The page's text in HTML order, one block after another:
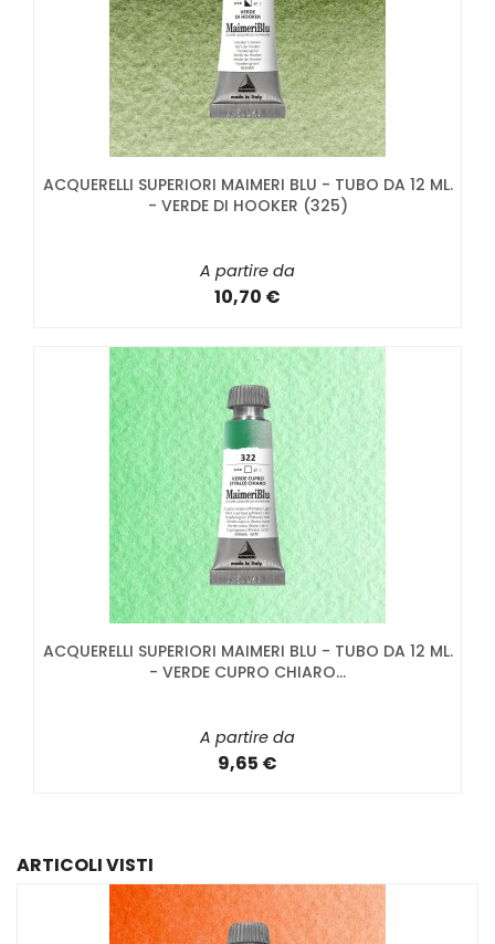
ACQUERELLI SUPERIORI MAIMERI BLU - TUBO DA 12 ML.
- VERDE DI HOOKER (325)
A partire da
10,70 €
ACQUERELLI SUPERIORI MAIMERI BLU - TUBO DA 12 ML.
- VERDE CUPRO CHIARO...
A partire da
9,65 €
ARTICOLI VISTI